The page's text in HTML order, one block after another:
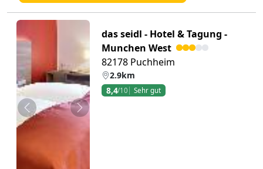
Zurück Weiter
das seidl - Hotel & Tagung -
Munchen West
82178 Puchheim
2.9km
8,4/10 Sehr gut